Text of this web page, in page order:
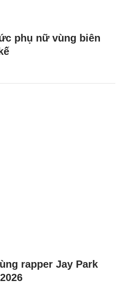
phụ nữ vùng biên
rapper Jay Park